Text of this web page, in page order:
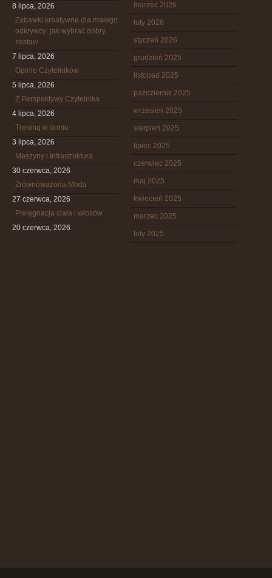
8 lipca, 2026
Zabawki kreatywne dla małego
odkrywcy: jak wybrać dobry
zestaw
7 lipca, 2026
Opinie Czytelników
5 lipca, 2026
Z Perspektywy Czytelnika
4 lipca, 2026
Trening w domu
3 lipca, 2026
Maszyny i Infrastruktura
30 czerwca, 2026
Zrównoważona Moda
27 czerwca, 2026
Pielęgnacja ciała i włosów
20 czerwca, 2026
marzec 2026
luty 2026
styczeń 2026
grudzień 2025
listopad 2025
październik 2025
wrzesień 2025
sierpień 2025
lipiec 2025
czerwiec 2025
maj 2025
kwiecień 2025
marzec 2025
luty 2025